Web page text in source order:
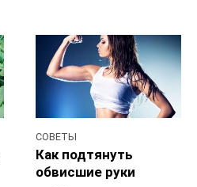
СОВЕТЫ
Как подтянуть
обвисшие руки